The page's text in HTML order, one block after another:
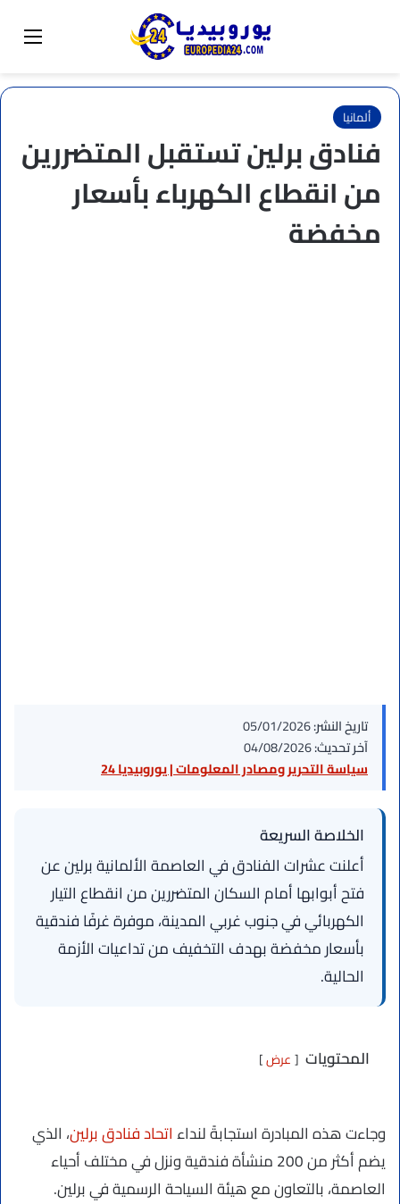
تبديل المظهر
ألمانيا
فنادق برلين تستقبل المتضررين
من انقطاع الكهرباء بأسعار
مخفضة
تاريخ النشر:05/01/2026
آخر تحديث:04/08/2026
سياسة التحرير ومصادر المعلومات | يوروبيديا 24
الخلاصة السريعة
أعلنت عشرات الفنادق في العاصمة الألمانية برلين عن
فتح أبوابها أمام السكان المتضررين من انقطاع التيار
الكهربائي في جنوب غربي المدينة، موفرة غرفًا فندقية
بأسعار مخفضة بهدف التخفيف من تداعيات الأزمة
الحالية.
المحتويات عرض
وجاءت هذه المبادرة استجابةً لنداءاتحاد فنادق برلين، الذي
يضم أكثر من 200 منشأة فندقية ونزل في مختلف أحياء
العاصمة، بالتعاون مع هيئة السياحة الرسمية في برلين.